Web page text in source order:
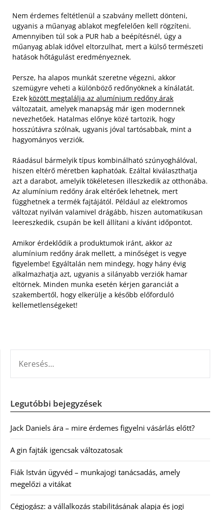
Nem érdemes feltétlenül a szabvány mellett dönteni,
ugyanis a műanyag ablakot megfelelően kell rögzíteni.
Amennyiben túl sok a PUR hab a beépítésnél, úgy a
műanyag ablak idővel eltorzulhat, mert a külső természeti
hatások hőtágulást eredményeznek.
Persze, ha alapos munkát szeretne végezni, akkor
szemügyre veheti a különböző redőnyöknek a kínálatát.
Ezek között megtalálja az alumínium redőny árak
változatait, amelyek manapság már igen modernnek
nevezhetőek. Hatalmas előnye közé tartozik, hogy
hosszútávra szólnak, ugyanis jóval tartósabbak, mint a
hagyományos verziók.
Ráadásul bármelyik típus kombinálható szúnyoghálóval,
hiszen eltérő méretben kaphatóak. Ezáltal kiválaszthatja
azt a darabot, amelyik tökéletesen illeszkedik az otthonába.
Az alumínium redőny árak eltérőek lehetnek, mert
függhetnek a termék fajtájától. Például az elektromos
változat nyilván valamivel drágább, hiszen automatikusan
leereszkedik, csupán be kell állítani a kívánt időpontot.
Amikor érdeklődik a produktumok iránt, akkor az
alumínium redőny árak mellett, a minőséget is vegye
figyelembe! Egyáltalán nem mindegy, hogy hány évig
alkalmazhatja azt, ugyanis a silányabb verziók hamar
eltörnek. Minden munka esetén kérjen garanciát a
szakembertől, hogy elkerülje a később előforduló
kellemetlenségeket!
Legutóbbi bejegyzések
Jack Daniels ára – mire érdemes figyelni vásárlás előtt?
A gin fajták igencsak változatosak
Fiák István ügyvéd – munkajogi tanácsadás, amely
megelőzi a vitákat
Cégjogász: a vállalkozás stabilitásának alapja és jogi